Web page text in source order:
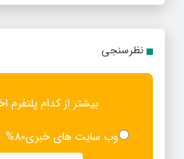
نظرسنجی
بیشتر از کدام پلتفرم
وب سایت های خبری80%